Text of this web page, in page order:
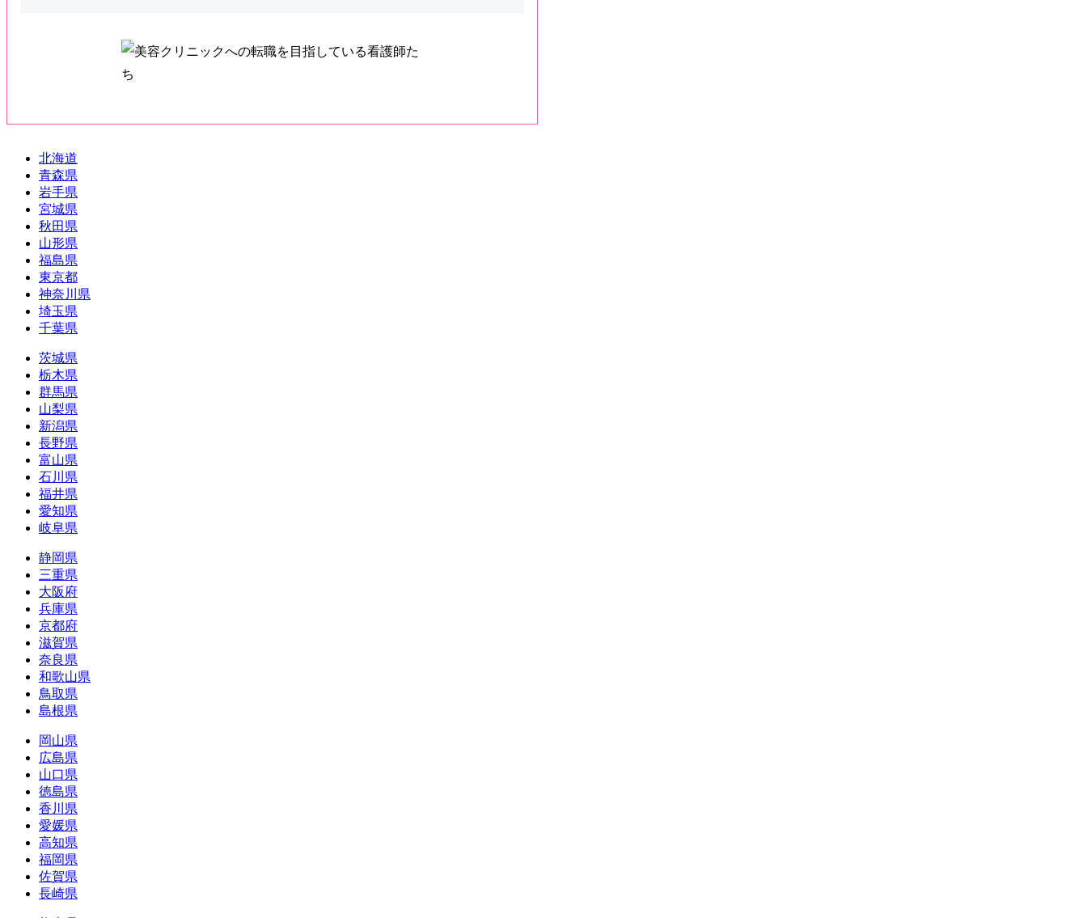
北海道
青森県
岩手県
宮城県
秋田県
山形県
福島県
東京都
神奈川県
埼玉県
千葉県
茨城県
栃木県
群馬県
山梨県
新潟県
長野県
富山県
石川県
福井県
愛知県
岐阜県
静岡県
三重県
大阪府
兵庫県
京都府
滋賀県
奈良県
和歌山県
鳥取県
島根県
岡山県
広島県
山口県
徳島県
香川県
愛媛県
高知県
福岡県
佐賀県
長崎県